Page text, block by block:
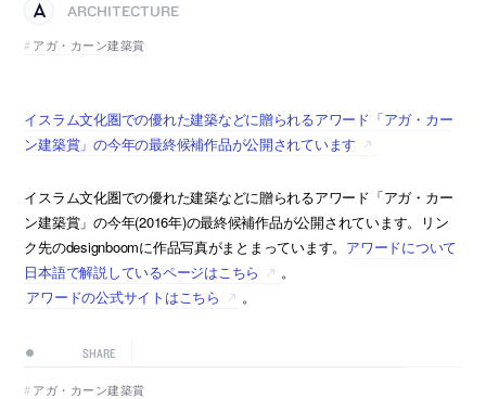
ARCHITECTURE
アガ・カーン建築賞
イスラム文化圏での優れた建築などに贈られるアワード「アガ・カー
ン建築賞」の今年の最終候補作品が公開されています
イスラム文化圏での優れた建築などに贈られるアワード「アガ・カー
ン建築賞」の今年(2016年)の最終候補作品が公開されています。リン
ク先のdesignboomに作品写真がまとまっています。 アワードについて
日本語で解説しているページはこちら
。
アワードの公式サイトはこちら
。
SHARE
アガ・カーン建築賞